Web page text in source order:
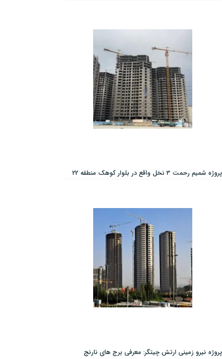
پروژه شمیم رحمت 3 نخل واقع در بلوار کوهک منطقه 22
پروژه نیرو زمینی ارتش چیتگر: معرفی برج های نارنج